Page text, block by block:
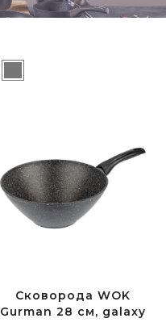
Сковорода WOK
Gurman 28 см, galaxy